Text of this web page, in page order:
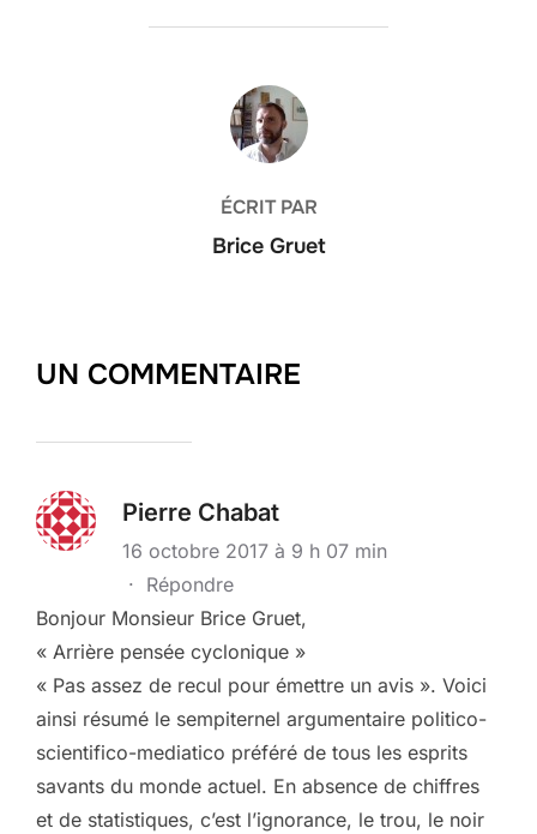
AUTEUR DE LA PUBLICATION
ÉCRIT PAR
Brice Gruet
UN COMMENTAIRE
Pierre Chabat
16 octobre 2017 à 9 h 07 min
· Répondre
Bonjour Monsieur Brice Gruet,
« Arrière pensée cyclonique »
« Pas assez de recul pour émettre un avis ». Voici
ainsi résumé le sempiternel argumentaire politico-
scientifico-mediatico préféré de tous les esprits
savants du monde actuel. En absence de chiffres
et de statistiques, c’est l’ignorance, le trou, le noir